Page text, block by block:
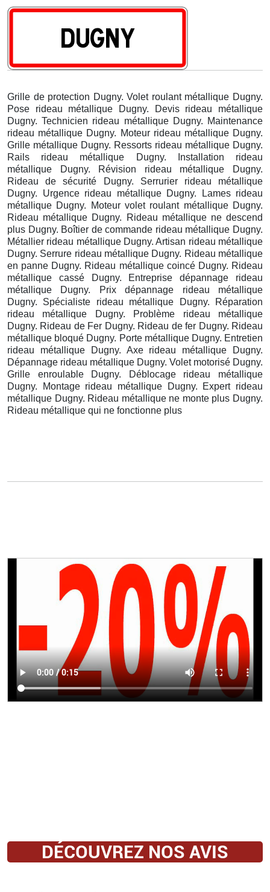
Grille de protection Dugny. Volet roulant métallique Dugny.
Pose rideau métallique Dugny. Devis rideau métallique
Dugny. Technicien rideau métallique Dugny. Maintenance
rideau métallique Dugny. Moteur rideau métallique Dugny.
Grille métallique Dugny. Ressorts rideau métallique Dugny.
Rails rideau métallique Dugny. Installation rideau
métallique Dugny. Révision rideau métallique Dugny.
Rideau de sécurité Dugny. Serrurier rideau métallique
Dugny. Urgence rideau métallique Dugny. Lames rideau
métallique Dugny. Moteur volet roulant métallique Dugny.
Rideau métallique Dugny. Rideau métallique ne descend
plus Dugny. Boîtier de commande rideau métallique Dugny.
Métallier rideau métallique Dugny. Artisan rideau métallique
Dugny. Serrure rideau métallique Dugny. Rideau métallique
en panne Dugny. Rideau métallique coincé Dugny. Rideau
métallique cassé Dugny. Entreprise dépannage rideau
métallique Dugny. Prix dépannage rideau métallique
Dugny. Spécialiste rideau métallique Dugny. Réparation
rideau métallique Dugny. Problème rideau métallique
Dugny. Rideau de Fer Dugny. Rideau de fer Dugny. Rideau
métallique bloqué Dugny. Porte métallique Dugny. Entretien
rideau métallique Dugny. Axe rideau métallique Dugny.
Dépannage rideau métallique Dugny. Volet motorisé Dugny.
Grille enroulable Dugny. Déblocage rideau métallique
Dugny. Montage rideau métallique Dugny. Expert rideau
métallique Dugny. Rideau métallique ne monte plus Dugny.
Rideau métallique qui ne fonctionne plus
DÉCOUVREZ NOS AVIS